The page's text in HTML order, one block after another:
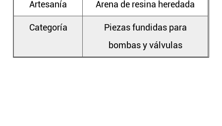
Artesanía Arena de resina heredada
Categoría
Piezas fundidas para
bombas y válvulas